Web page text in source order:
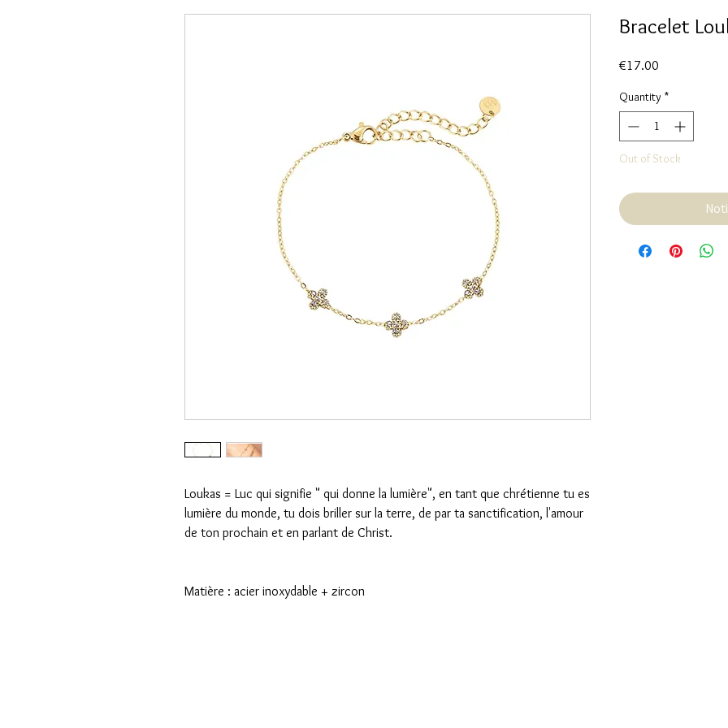
Loukas = Luc qui signifie " qui donne la lumière", en tant que chrétienne tu es
lumière du monde, tu dois briller sur la terre, de par ta sanctification, l'amour
de ton prochain et en parlant de Christ.
Matière : acier inoxydable + zircon
Bracelet
€17.00
Quantity *
Out of Stock